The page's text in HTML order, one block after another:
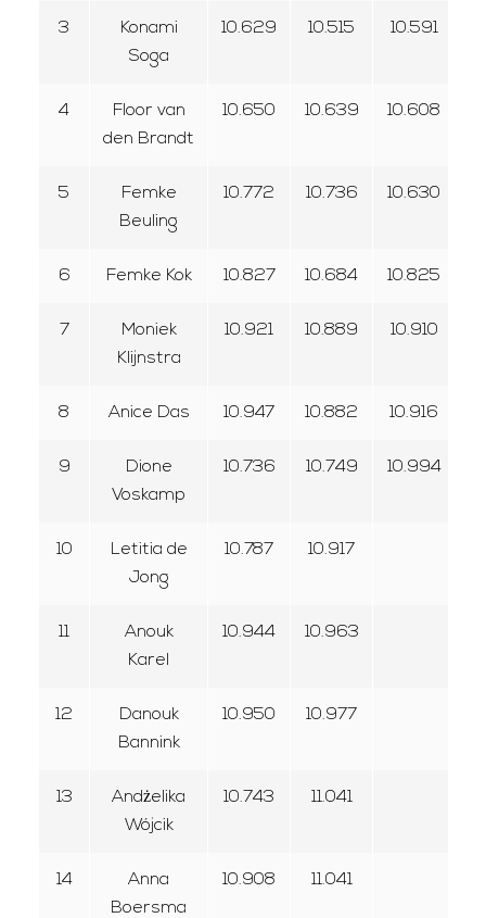
3
Konami
Soga
10.629 10.515 10.591
4
Floor van
den Brandt
10.650 10.639 10.608
5
Femke
Beuling
10.772 10.736 10.630
6 Femke Kok 10.827 10.684 10.825
7
Moniek
Klijnstra
10.921 10.889 10.910
8 Anice Das 10.947 10.882 10.916
9
Dione
Voskamp
10.736 10.749 10.994
10
Letitia de
Jong
10.787 10.917
11
Anouk
Karel
10.944 10.963
12
Danouk
Bannink
10.950 10.977
13
Andżelika
Wójcik
10.743 11.041
14
Anna
Boersma
10.908 11.041